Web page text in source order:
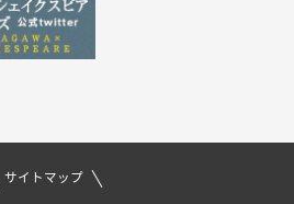
サイトマップ